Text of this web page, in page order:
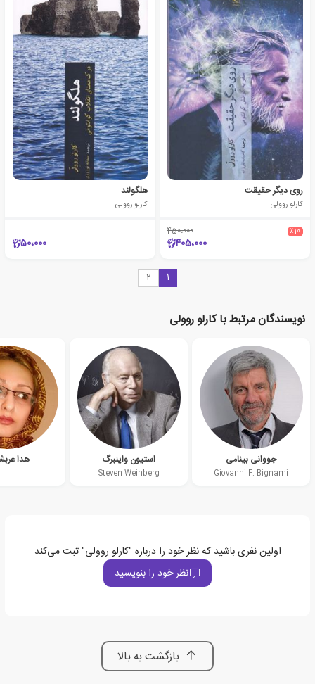
روی دیگر حقیقت
کارلو روولی
٪10 450،000
405،000
هلگولند
کارلو روولی
50،000
1
2
نویسندگان مرتبط با کارلو روولی
جووانی بینامی
Giovanni F. Bignami
استیون واینبرگ
Steven Weinberg
هدا
اولین نفری باشید که نظر خود را درباره "کارلو روولی" ثبت می‌کند
نظر خود را بنویسید
بازگشت به بالا